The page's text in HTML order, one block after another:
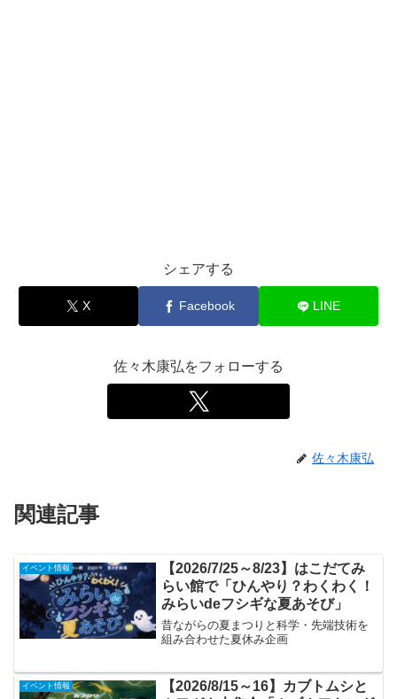
シェアする
X Facebook LINE
佐々木康弘をフォローする
佐々木康弘
関連記事
イベント情報
【2026/7/25～8/23】はこだてみ
らい館で「ひんやり？わくわく！
みらいdeフシギな夏あそび」
昔ながらの夏まつりと科学・先端技術を
組み合わせた夏休み企画
イベント情報
【2026/8/15～16】カブトムシと